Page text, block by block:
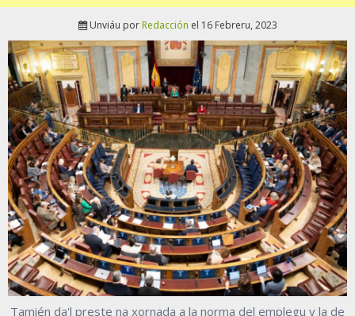
Unviáu por Redacción el 16 Febreru, 2023
Tamién da'l preste na xornada a la norma del emplegu y la de